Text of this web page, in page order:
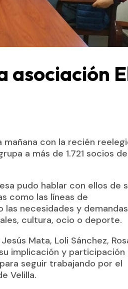
asociación
mañana con la recién
a más de 1.721 socios
pudo hablar con ellos de
como las líneas de
necesidades y demandas
cultura, ocio o deporte.
Mata, Loli Sánchez,
implicación y participación
seguir trabajando por el
Velilla.